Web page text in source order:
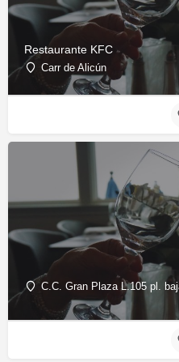
Restaurante KFC
Carr de Alicún
C.C. Gran Plaza L.105 pl.